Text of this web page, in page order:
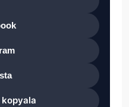
kopyala